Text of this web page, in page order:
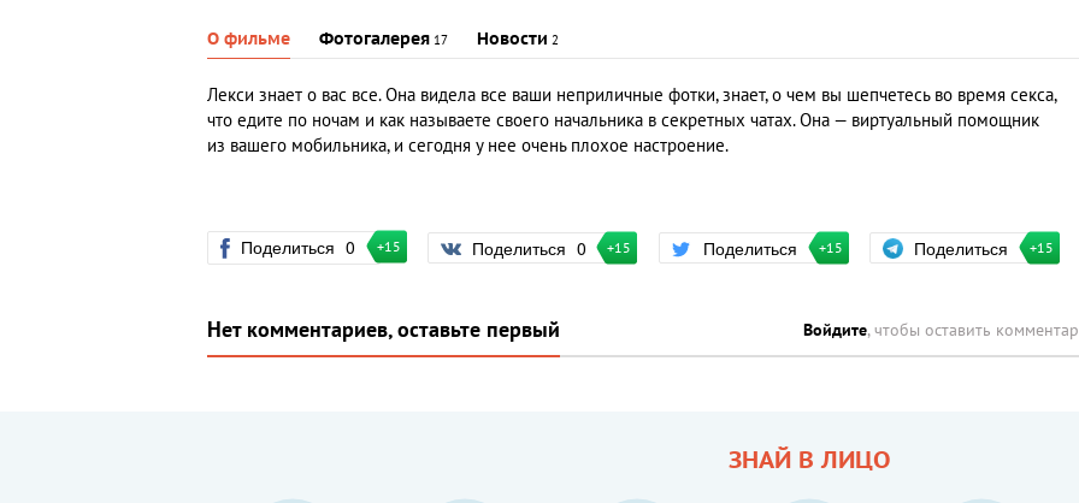
О фильме Фотогалерея 17 Новости 2
Лекси знает о вас все. Она видела все ваши неприличные фотки, знает, о чем вы шепчетесь во время секса,
что едите по ночам и как называете своего начальника в секретных чатах. Она — виртуальный помощник
из вашего мобильника, и сегодня у нее очень плохое настроение.
Поделиться 0 +15 Поделиться 0 +15 Поделиться +15 Поделиться +15
Нет комментариев, оставьте первый Войдите, чтобы оставить
ЗНАЙ В ЛИЦО